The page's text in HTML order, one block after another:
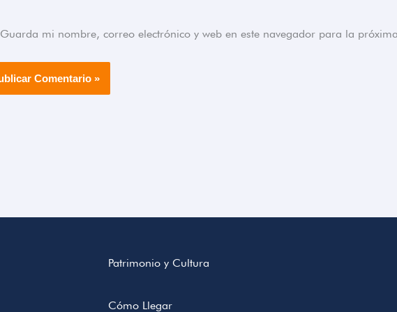
Guarda mi nombre, correo electrónico y web en este navegador para la
Patrimonio y Cultura
Cómo Llegar